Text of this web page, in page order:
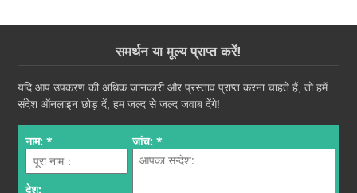
समर्थन या मूल्य प्राप्त करें!
यदि आप उपकरण की अधिक जानकारी और प्रस्ताव प्राप्त करना चाहते हैं, तो हमें
संदेश ऑनलाइन छोड़ दें, हम जल्द से जल्द जवाब देंगे!